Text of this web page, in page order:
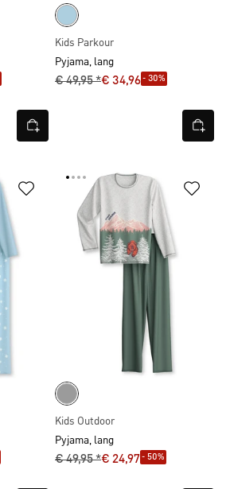
Kids Parkour
Pyjama, lang
€ 49,95 *€ 34,96- 30%
Kids Outdoor
Pyjama, lang
€ 49,95 *€ 24,97- 50%